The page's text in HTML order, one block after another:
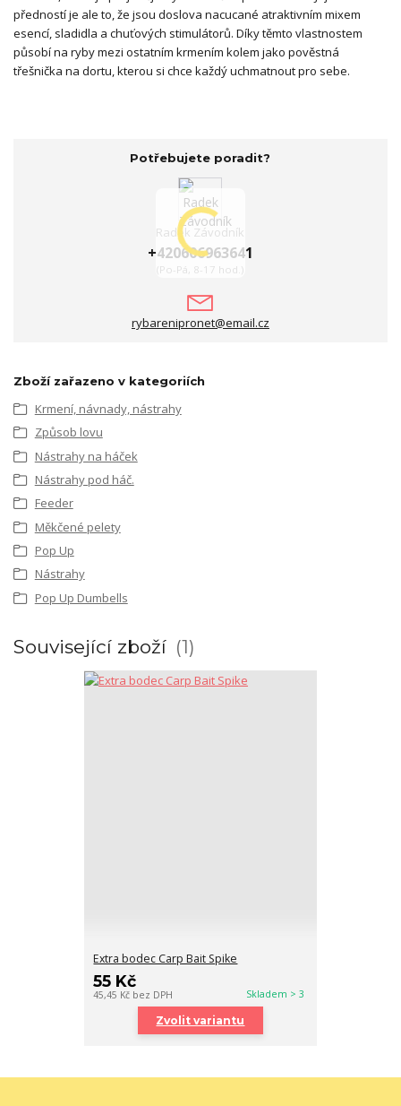
předností je ale to, že jsou doslova nacucané atraktivním mixem
esencí, sladidla a chuťových stimulátorů. Díky těmto vlastnostem
působí na ryby mezi ostatním krmením kolem jako pověstná
třešnička na dortu, kterou si chce každý uchmatnout pro sebe.
Potřebujete poradit?
Radek Závodník
+420606963641
(Po-Pá, 8-17 hod.)
rybarenipronet@email.cz
Zboží zařazeno v kategoriích
Krmení, návnady, nástrahy
Způsob lovu
Nástrahy na háček
Nástrahy pod háč.
Feeder
Měkčené pelety
Pop Up
Nástrahy
Pop Up Dumbells
Související zboží 1
Extra bodec Carp Bait Spike
55 Kč
45,45 Kč bez DPH Skladem > 3
Zvolit variantu